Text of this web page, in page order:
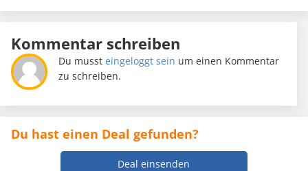
Kommentar schreiben
Du mussteingeloggt sein um einen Kommentar
zu schreiben.
Du hast einen Deal gefunden?
Deal einsenden